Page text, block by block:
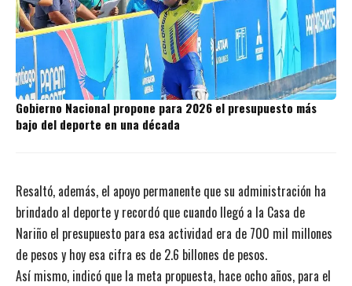
Gobierno Nacional propone para 2026 el presupuesto más
bajo del deporte en una década
Resaltó, además, el apoyo permanente que su administración ha
brindado al deporte y recordó que cuando llegó a la Casa de
Nariño el presupuesto para esa actividad era de 700 mil millones
de pesos y hoy esa cifra es de 2.6 billones de pesos.
Así mismo, indicó que la meta propuesta, hace ocho años, para el